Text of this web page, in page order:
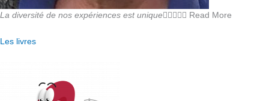
La diversité de nos expériences est unique     Read More
Les livres